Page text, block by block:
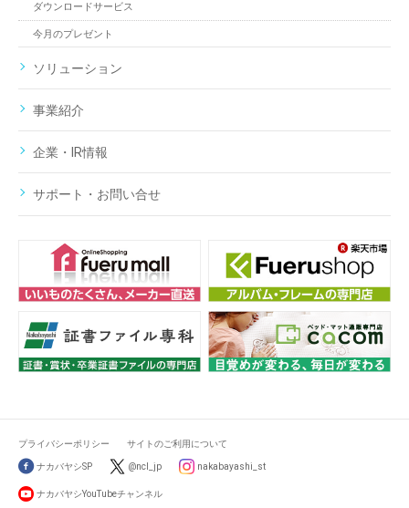
ダウンロードサービス
今月のプレゼント
ソリューション
事業紹介
企業・IR情報
サポート・お問い合せ
プライバシーポリシー サイトのご利用について
ナカバヤシSP @ncl_jp nakabayashi_st
ナカバヤシYouTubeチャンネル